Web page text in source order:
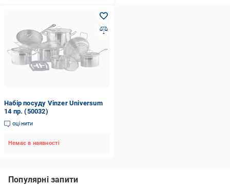
Набір посуду Vinzer Universum
14 пр. (50032)
оцінити
Немає в наявності
Популярні запити